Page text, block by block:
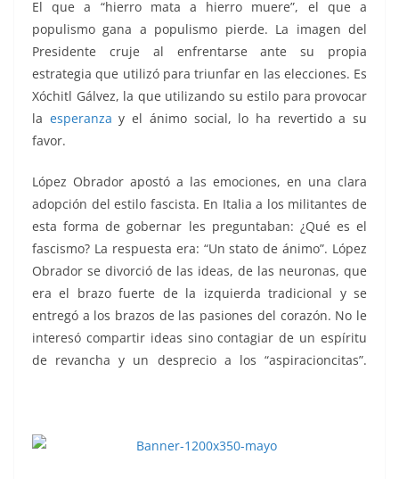
El que a “hierro mata a hierro muere”, el que a
populismo gana a populismo pierde. La imagen del
Presidente cruje al enfrentarse ante su propia
estrategia que utilizó para triunfar en las elecciones. Es
Xóchitl Gálvez, la que utilizando su estilo para provocar
la esperanza y el ánimo social, lo ha revertido a su
favor.
López Obrador apostó a las emociones, en una clara
adopción del estilo fascista. En Italia a los militantes de
esta forma de gobernar les preguntaban: ¿Qué es el
fascismo? La respuesta era: “Un stato de ánimo”. López
Obrador se divorció de las ideas, de las neuronas, que
era el brazo fuerte de la izquierda tradicional y se
entregó a los brazos de las pasiones del corazón. No le
interesó compartir ideas sino contagiar de un espíritu
de revancha y un desprecio a los “aspiracioncitas”.